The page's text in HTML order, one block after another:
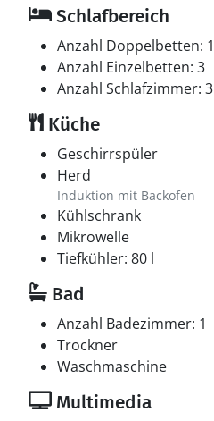
Schlafbereich
Anzahl Doppelbetten: 1
Anzahl Einzelbetten: 3
Anzahl Schlafzimmer: 3
Küche
Geschirrspüler
Herd
Induktion mit Backofen
Kühlschrank
Mikrowelle
Tiefkühler: 80 l
Bad
Anzahl Badezimmer: 1
Trockner
Waschmaschine
Multimedia